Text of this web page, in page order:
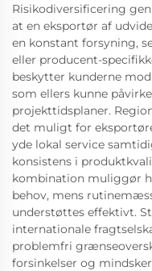
Risikodiversificering
at en eksportør af
en konstant forsyning,
eller producent-
beskytter kunderne
som ellers kunne
projekttidsplaner.
det muligt for
yde lokal service
konsistens i
kombination muliggør
behov, mens
understøttes effektivt.
internationale
problemfri
forsinkelser og